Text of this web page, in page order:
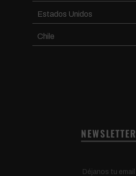
Estados Unidos
Chile
NEWSLETTER
Déjanos tu email